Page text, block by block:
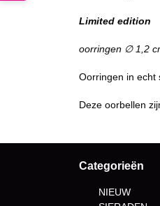
Limited edition
oorringen ∅ 1,2
Oorringen in echt
Deze oorbellen
Categorieën
NIEUW